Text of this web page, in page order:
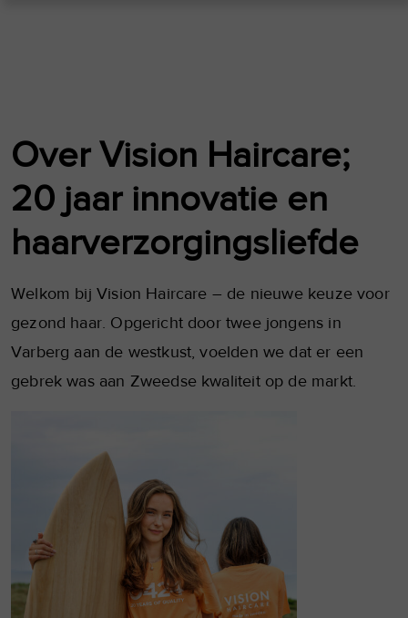
Over Vision Haircare;
20 jaar innovatie en
haarverzorgingsliefde
Welkom bij Vision Haircare – de nieuwe keuze voor
gezond haar. Opgericht door twee jongens in
Varberg aan de westkust, voelden we dat er een
gebrek was aan Zweedse kwaliteit op de markt.